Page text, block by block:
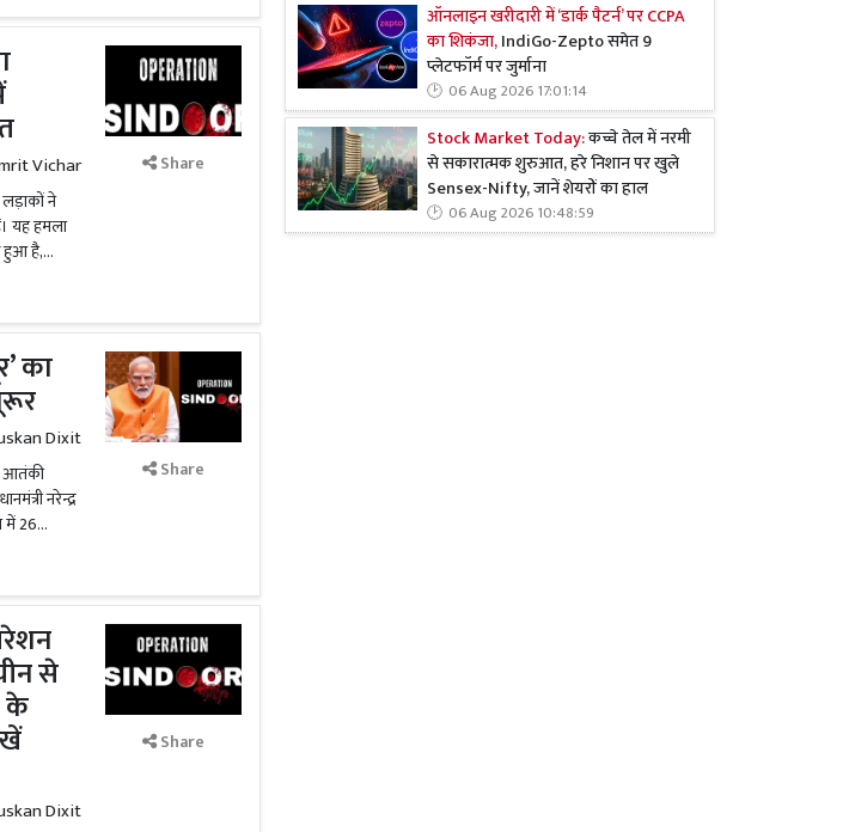
Vichar
लड़ाकों ने
यह हमला
हुआ है,...
Share
का
Dixit
आतंकी
नरेन्द्र
में 26...
Share
से
के
Dixit
Share
ऑनलाइन खरीदारी में ‘डार्क पैटर्न’ पर CCPA
का शिकंजा,IndiGo-Zepto समेत 9
प्लेटफॉर्म पर जुर्माना
06 Aug 2026 17:01:14
Stock Market Today:कच्चे तेल में नरमी
से सकारात्मक शुरुआत, हरे निशान पर खुले
Sensex-Nifty, जानें शेयरों का हाल
06 Aug 2026 10:48:59